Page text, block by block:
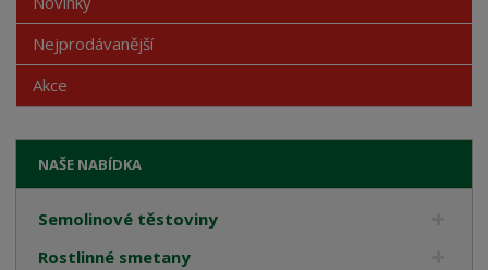
NAŠE NABÍDKA
Semolinové těstoviny
Rostlinné smetany
Nejprodávanější
Akce